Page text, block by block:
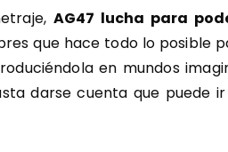
AG47 lucha para
que hace todo lo posible
en mundos
darse cuenta que puede